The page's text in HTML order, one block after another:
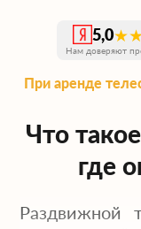
5,0
Нам доверяют
При аренде
Что
где
Раздвижной